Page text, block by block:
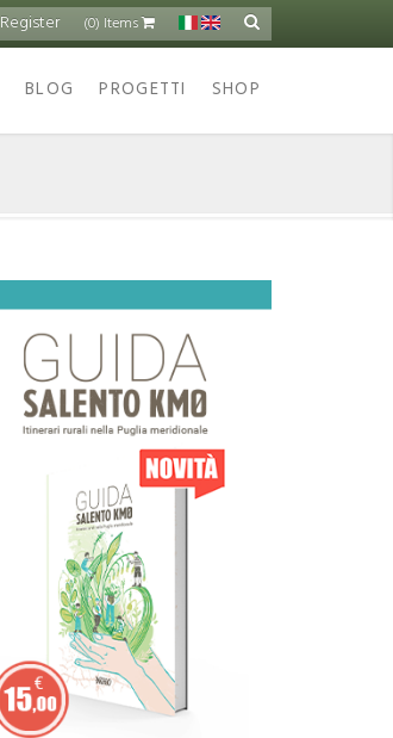
Register (0) Items Form
di
ricerca
Cerca
BLOG PROGETTI SHOP